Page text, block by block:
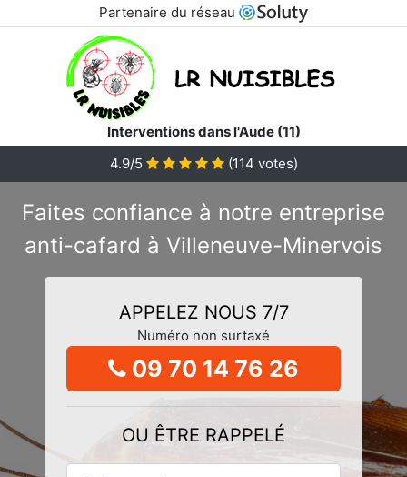
Partenaire du réseau
Interventions dans l'Aude (11)
4.9/5
(114 votes)
Faites confiance à notre entreprise
anti-cafard à Villeneuve-Minervois
APPELEZ NOUS 7/7
Numéro non surtaxé
09 70 14 76 26
OU ÊTRE RAPPELÉ